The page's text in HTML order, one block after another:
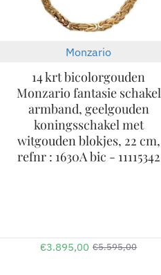
Monzario
14 krt bicolorgouden
Monzario fantasie schakel
armband, geelgouden
koningsschakel met
witgouden blokjes, 22 cm,
refnr : 1630A bic - 11115342
€3.895,00 €5.595,00